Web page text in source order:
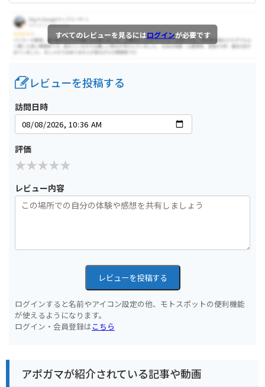
すべてのレビューを見るにはログインが必要です
レビューを投稿する
訪問日時
評価
レビュー内容
レビューを投稿する
ログインすると名前やアイコン設定の他、モトスポットの便利機能
が使えるようになります。
ログイン・会員登録はこちら
アポガマが紹介されている記事や動画